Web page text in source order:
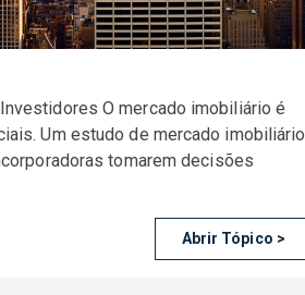
O mercado imobiliário é
Um estudo de mercado imobiliário
tomarem decisões
Abrir Tópico >